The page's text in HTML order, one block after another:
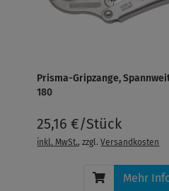
Prisma-Gripzange,
180
25,16 €/Stück
inkl. MwSt., zzgl.Versandkosten
Mehr